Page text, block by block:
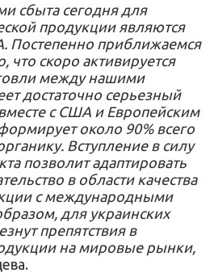
сбыта сегодня для
продукции являются
Постепенно приближаемся
что скоро активируется
между нашими
достаточно серьезный
с США и Европейским
около 90% всего
Вступление в силу
позволит адаптировать
в области качества
с международными
для украинских
препятствия в
на мировые рынки,